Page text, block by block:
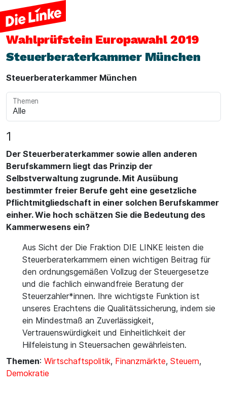
Wahlprüfstein Europawahl 2019
Steuerberaterkammer München
Steuerberaterkammer München
Themen
1
Der Steuerberaterkammer sowie allen anderen
Berufskammern liegt das Prinzip der
Selbstverwaltung zugrunde. Mit Ausübung
bestimmter freier Berufe geht eine gesetzliche
Pflichtmitgliedschaft in einer solchen Berufskammer
einher. Wie hoch schätzen Sie die Bedeutung des
Kammerwesens ein?
Aus Sicht der Die Fraktion DIE LINKE leisten die
Steuerberaterkammern einen wichtigen Beitrag für
den ordnungsgemäßen Vollzug der Steuergesetze
und die fachlich einwandfreie Beratung der
Steuerzahler*innen. Ihre wichtigste Funktion ist
unseres Erachtens die Qualitätssicherung, indem sie
ein Mindestmaß an Zuverlässigkeit,
Vertrauenswürdigkeit und Einheitlichkeit der
Hilfeleistung in Steuersachen gewährleisten.
Themen: Wirtschaftspolitik, Finanzmärkte, Steuern,
Demokratie